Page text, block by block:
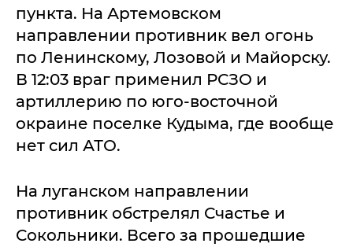
пункта. На Артемовском
направлении противник вел огонь
по Ленинскому, Лозовой и Майорску.
В 12:03 враг применил РСЗО и
артиллерию по юго-восточной
окраине поселке Кудыма, где вообще
нет сил АТО.
На луганском направлении
противник обстрелял Счастье и
Сокольники. Всего за прошедшие